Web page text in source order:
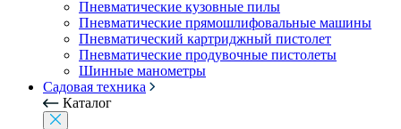
Пневматические кузовные пилы
Пневматические прямошлифовальные машины
Пневматический картриджный пистолет
Пневматические продувочные пистолеты
Шинные манометры
Садовая техника
Каталог